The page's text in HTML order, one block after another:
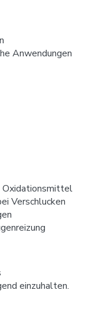
Anwendungen
Oxidationsmittel
Verschlucken
einzuhalten.